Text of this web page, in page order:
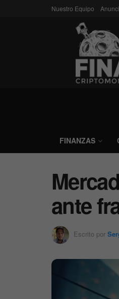
Nuestro Equipo
FINANZAS
ante
Escrito por